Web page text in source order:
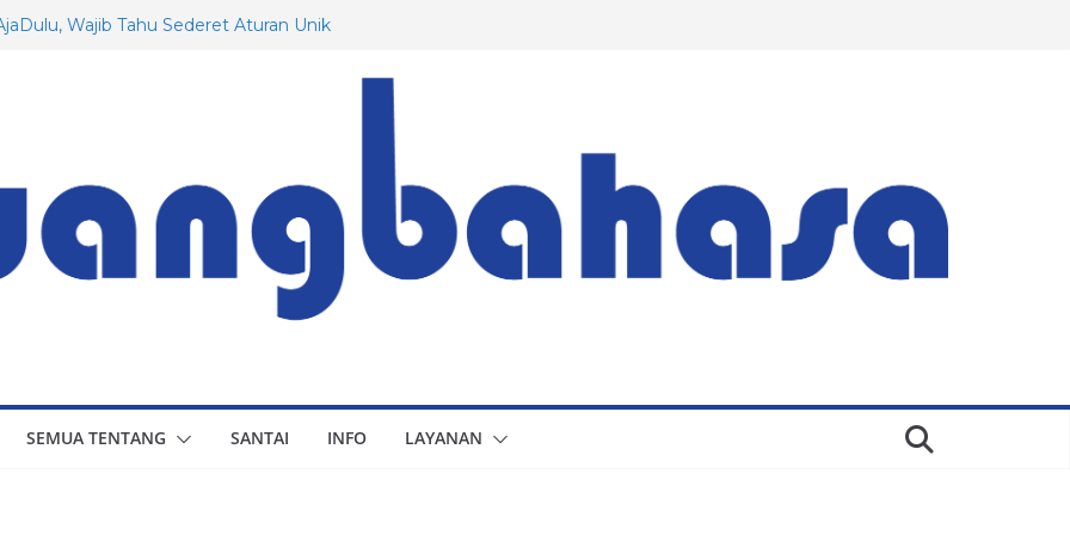
Wajib Tahu Sederet Aturan Unik
Berapa Besaran Gaji Minimum di 20
SEMUA TENTANG SANTAI INFO LAYANAN